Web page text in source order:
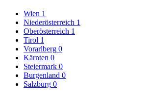
Wien 1
Niederösterreich 1
Oberösterreich 1
Tirol 1
Vorarlberg 0
Kärnten 0
Steiermark 0
Burgenland 0
Salzburg 0